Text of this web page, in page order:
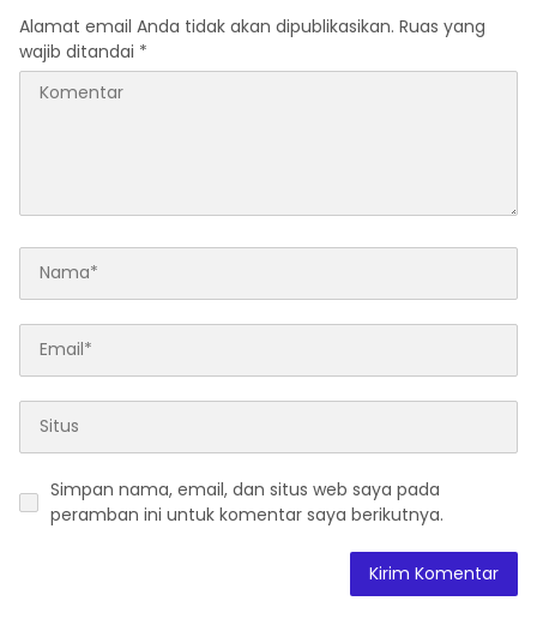
Alamat email Anda tidak akan dipublikasikan. Ruas yang
wajib ditandai *
Simpan nama, email, dan situs web saya pada
peramban ini untuk komentar saya berikutnya.